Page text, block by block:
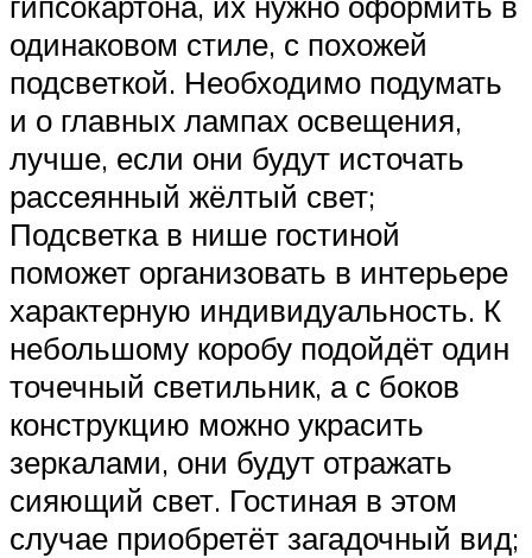
одинаковом стиле, с похожей
подсветкой. Необходимо подумать
и о главных лампах освещения,
лучше, если они будут источать
рассеянный жёлтый свет;
Подсветка в нише гостиной
поможет организовать в интерьере
характерную индивидуальность. К
небольшому коробу подойдёт один
точечный светильник, а с боков
конструкцию можно украсить
зеркалами, они будут отражать
сияющий свет. Гостиная в этом
случае приобретёт загадочный вид;